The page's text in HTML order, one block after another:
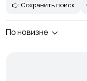
👉 Сохранить поиск
По новизне